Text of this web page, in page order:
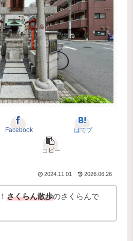
Facebook はてブ
コピー
2024.11.01 2026.06.26
さくらん散歩のさくらんで